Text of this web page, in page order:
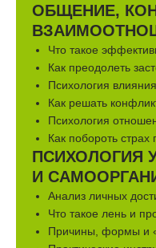
ОБЩЕНИЕ,
Что такое
Как преодолеть
Психология
Как решать
Психология
Как побороть
ПСИХОЛОГИЯ
И
Анализ личных
Что такое лень и
Причины, формы и